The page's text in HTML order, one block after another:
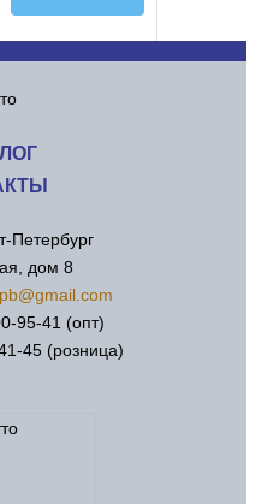
Петербург
дом 8
95-41 (опт)
45 (розница)